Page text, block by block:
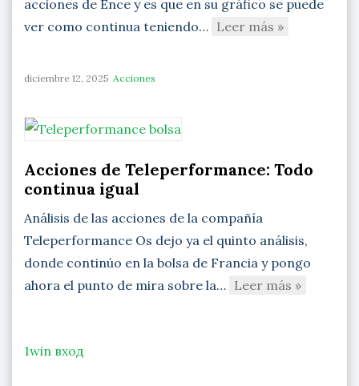
acciones de Ence y es que en su gráfico se puede
ver como continua teniendo… Leer más »
diciembre 12, 2025 Acciones
Acciones de Teleperformance: Todo
continua igual
Análisis de las acciones de la compañía
Teleperformance Os dejo ya el quinto análisis,
donde continúo en la bolsa de Francia y pongo
ahora el punto de mira sobre la… Leer más »
1win вход